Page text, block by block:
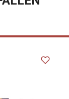
Dank seiner
Stranger
ideal für
Stranger
Posket-